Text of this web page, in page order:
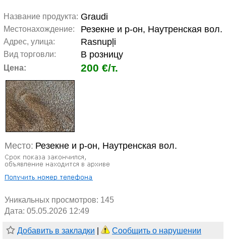
Название продукта: Graudi
Местонахождение: Резекне и р-он, Наутренская вол.
Адрес, улица: Rasnupļi
Вид торговли: В розницу
Цена: 200 €/т.
Место: Резекне и р-он, Наутренская вол.
Уникальных просмотров: 145
Дата: 05.05.2026 12:49
Добавить в закладки Сообщить о нарушении